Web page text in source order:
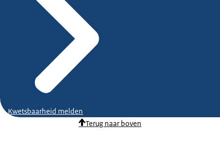
Kwetsbaarheid melden
Terug naar boven